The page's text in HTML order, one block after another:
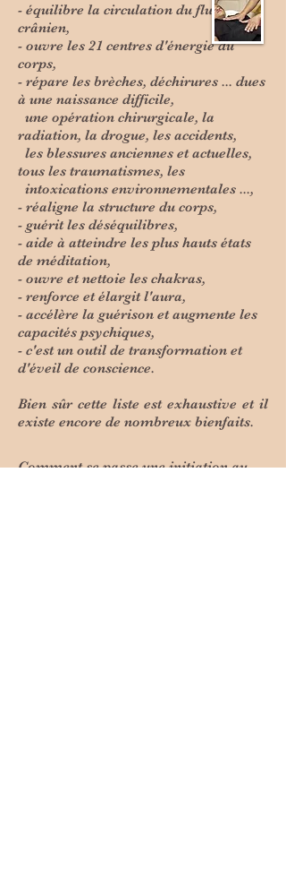
- équilibre la circulation du fluide
crânien,
- ouvre les 21 centres d'énergie du
corps,
- répare les brèches, déchirures ... dues
à une naissance difficile,
une opération chirurgicale, la
radiation, la drogue, les accidents,
les blessures anciennes et actuelles,
tous les traumatismes, les
intoxications environnementales ...,
- réaligne la structure du corps,
- guérit les déséquilibres,
- aide à atteindre les plus hauts états
de méditation,
- ouvre et nettoie les chakras,
- renforce et élargit l'aura,
- accélère la guérison et augmente les
capacités psychiques,
- c'est un outil de transformation et
d'éveil de conscience.
Bien sûr cette liste est exhaustive et il
existe encore de nombreux bienfaits.
Comment se passe une initiation au